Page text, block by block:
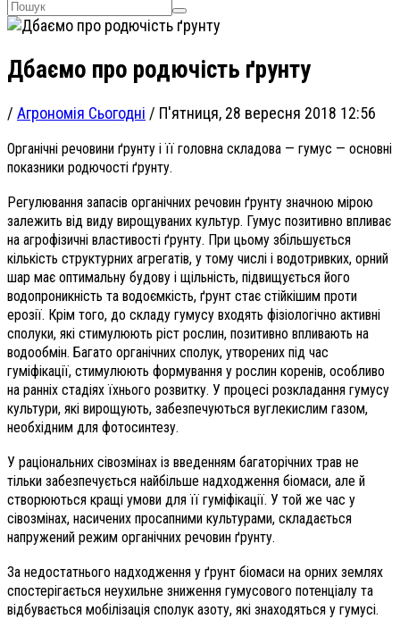
Дбаємо про родючість ґрунту
/ Агрономія Сьогодні / П'ятниця, 28 вересня 2018 12:56
Органічні речовини ґрунту і її головна складова — гумус — основні
показники родючості ґрунту.
Регулювання запасів органічних речовин ґрунту значною мірою
залежить від виду вирощуваних культур. Гумус позитивно впливає
на агрофізичні властивості ґрунту. При цьому збільшується
кількість структурних агрегатів, у тому числі і водотривких, орний
шар має оптимальну будову і щільність, підвищується його
водопроникність та водоємкість, ґрунт стає стійкішим проти
ерозії. Крім того, до складу гумусу входять фізіологічно активні
сполуки, які стимулюють ріст рослин, позитивно впливають на
водообмін. Багато органічних сполук, утворених під час
гуміфікації, стимулюють формування у рослин коренів, особливо
на ранніх стадіях їхнього розвитку. У процесі розкладання гумусу
культури, які вирощують, забезпечуються вуглекислим газом,
необхідним для фотосинтезу.
У раціональних сівозмінах із введенням багаторічних трав не
тільки забезпечується найбільше надходження біомаси, але й
створюються кращі умови для її гуміфікації. У той же час у
сівозмінах, насичених просапними культурами, складається
напружений режим органічних речовин ґрунту.
За недостатнього надходження у ґрунт біомаси на орних землях
спостерігається неухильне зниження гумусового потенціалу та
відбувається мобілізація сполук азоту, які знаходяться у гумусі.